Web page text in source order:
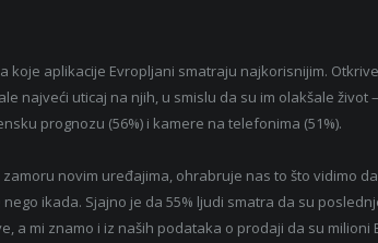
koje aplikacije Evropljani smatraju najkorisnijim.
najveći uticaj na njih, u smislu da su im olakšale život
prognozu (56%) i kamere na telefonima (51%).
novim uređajima, ohrabruje nas to što vidimo
ikada. Sjajno je da 55% ljudi smatra da su
a mi znamo i iz naših podataka o prodaji da su